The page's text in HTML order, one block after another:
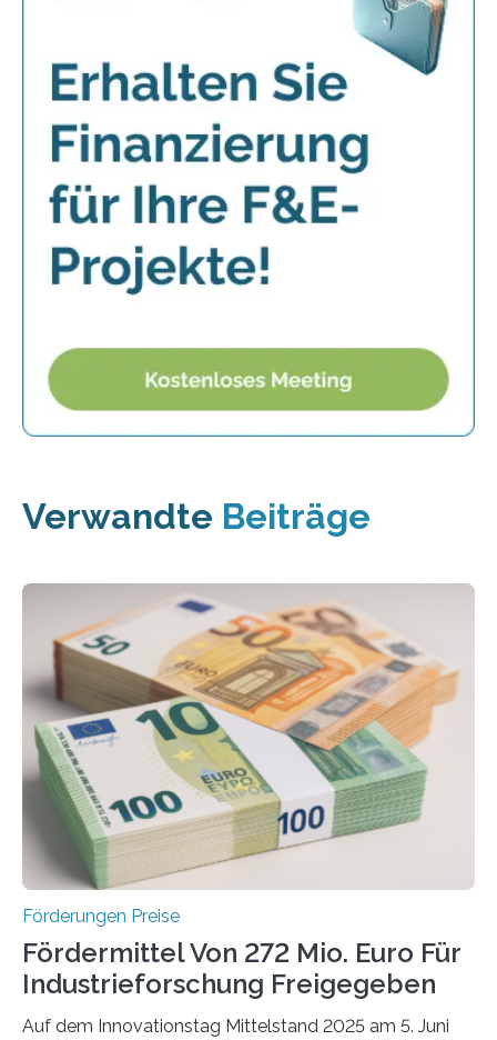
Verwandte Beiträge
Förderungen Preise
Fördermittel Von 272 Mio. Euro Für
Industrieforschung Freigegeben
Auf dem Innovationstag Mittelstand 2025 am 5. Juni